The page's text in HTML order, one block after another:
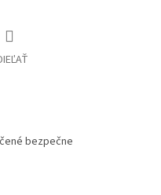
bezpečne